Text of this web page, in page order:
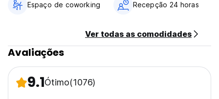
Espaço de coworking Recepção 24 horas
Ver todas as comodidades
Avaliações
9.1Ótimo(1076)